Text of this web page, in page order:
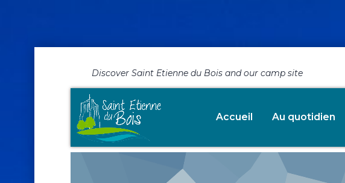
Discover Saint Etienne du Bois and our camp site
Accueil Au quotidien
That Will make You